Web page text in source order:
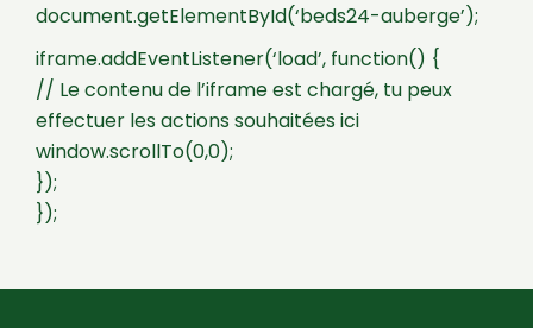
document.getElementById(‘beds24-auberge’);
iframe.addEventListener(‘load’, function() {
// Le contenu de l’iframe est chargé, tu peux
effectuer les actions souhaitées ici
window.scrollTo(0,0);
});
});